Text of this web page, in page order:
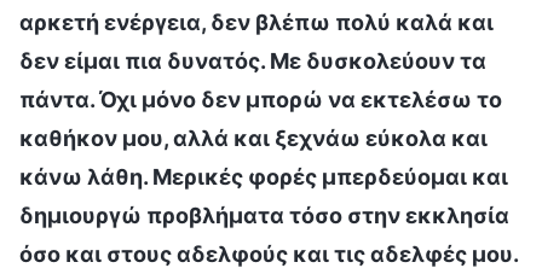
αρκετή ενέργεια, δεν βλέπω πολύ καλά και
δεν είμαι πια δυνατός. Με δυσκολεύουν τα
πάντα. Όχι μόνο δεν μπορώ να εκτελέσω το
καθήκον μου, αλλά και ξεχνάω εύκολα και
κάνω λάθη. Μερικές φορές μπερδεύομαι και
δημιουργώ προβλήματα τόσο στην εκκλησία
όσο και στους αδελφούς και τις αδελφές μου.